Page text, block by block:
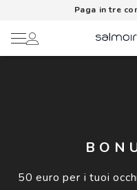
Paga in tre
50 euro per i tuoi